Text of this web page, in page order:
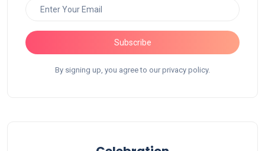
Subscribe
By signing up, you agree to our privacy policy.